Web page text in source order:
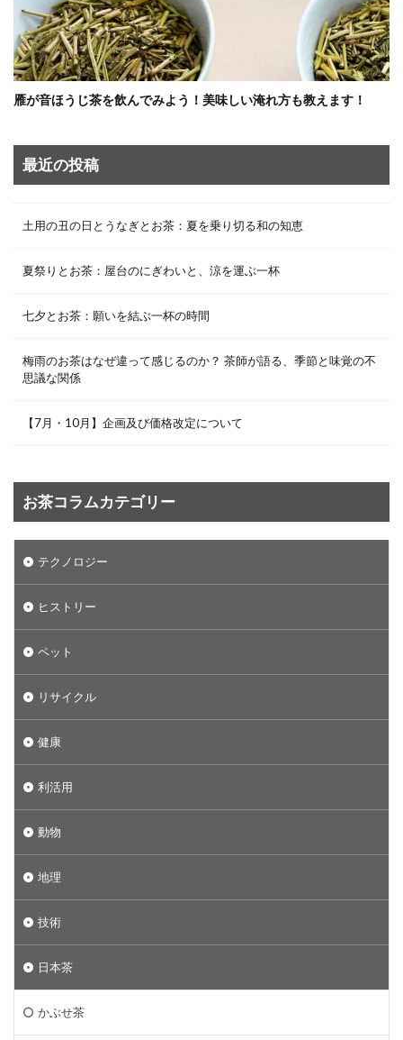
雁が音ほうじ茶を飲んでみよう！美味しい淹れ方も教えます！
最近の投稿
土用の丑の日とうなぎとお茶：夏を乗り切る和の知恵
夏祭りとお茶：屋台のにぎわいと、涼を運ぶ一杯
七夕とお茶：願いを結ぶ一杯の時間
梅雨のお茶はなぜ違って感じるのか？ 茶師が語る、季節と味覚の不
思議な関係
【7月・10月】企画及び価格改定について
お茶コラムカテゴリー
テクノロジー
ヒストリー
ペット
リサイクル
健康
利活用
動物
地理
技術
日本茶
かぶせ茶